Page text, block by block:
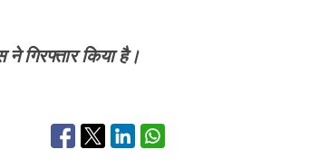
गिरफ्तार किया है।